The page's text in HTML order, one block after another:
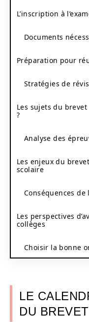
L’inscription à
Documents
Préparation pour
Stratégies de
Les sujets du
?
Analyse des
Les enjeux du
scolaire
Conséquences de
Les perspectives
collèges
Choisir la bonne
LE
DU